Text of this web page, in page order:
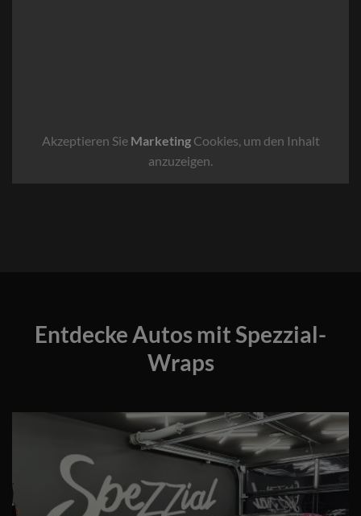
Akzeptieren Sie MarketingCookies, um den Inhalt
anzuzeigen.
Entdecke Autos mit Spezzial-
Wraps